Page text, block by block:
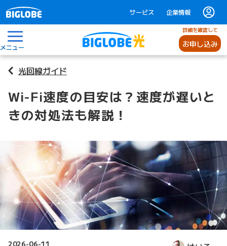
サービス 企業情報
メニュー
詳細を確認して
お申し込み
光回線ガイド
Wi-Fi速度の目安は？速度が遅いと
きの対処法も解説！
2026-06-11